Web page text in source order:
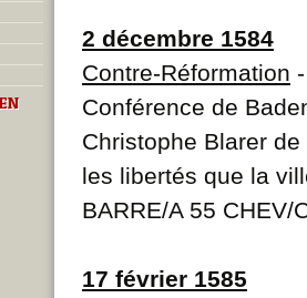
2 décembre 1584
Contre-Réformation
Conférence de
Christophe Blarer
les libertés que la
BARRE/A 55 CHEV/
17 février 1585